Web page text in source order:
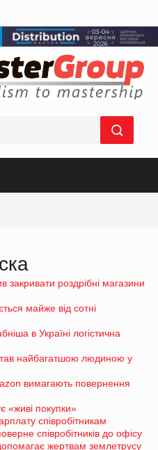
закривати роздрібні магазини
майже від сотні
в Україні логістична
найбагатшою людиною у
вимагають повернення
«живі покупки»
співробітникам
співробітників до офісу
жертвам землетрусу